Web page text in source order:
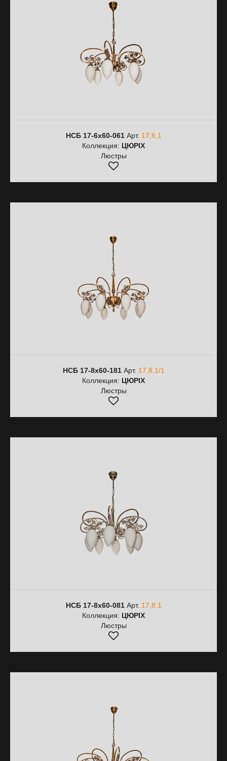
НСБ 17-6х60-061Арт. 17,6,1
Коллекция: ЦЮРІХ
Люстры
НСБ 17-8х60-181Арт. 17,8,1/1
Коллекция: ЦЮРІХ
Люстры
НСБ 17-8х60-081Арт. 17,8,1
Коллекция: ЦЮРІХ
Люстры